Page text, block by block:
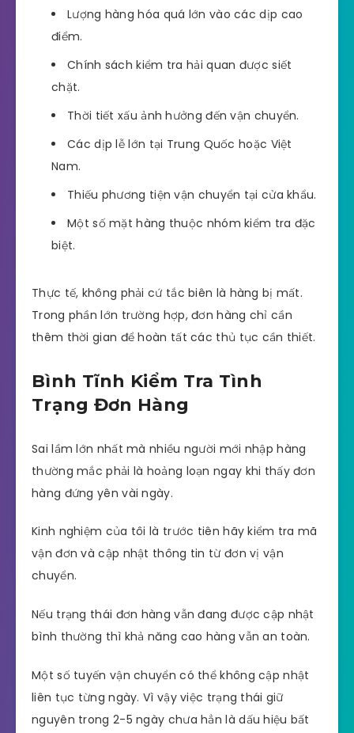
Lượng hàng hóa quá lớn vào các dịp cao
điểm.
Chính sách kiểm tra hải quan được siết
chặt.
Thời tiết xấu ảnh hưởng đến vận chuyển.
Các dịp lễ lớn tại Trung Quốc hoặc Việt
Nam.
Thiếu phương tiện vận chuyển tại cửa khẩu.
Một số mặt hàng thuộc nhóm kiểm tra đặc
biệt.
Thực tế, không phải cứ tắc biên là hàng bị mất.
Trong phần lớn trường hợp, đơn hàng chỉ cần
thêm thời gian để hoàn tất các thủ tục cần thiết.
Bình Tĩnh Kiểm Tra Tình
Trạng Đơn Hàng
Sai lầm lớn nhất mà nhiều người mới nhập hàng
thường mắc phải là hoảng loạn ngay khi thấy đơn
hàng đứng yên vài ngày.
Kinh nghiệm của tôi là trước tiên hãy kiểm tra mã
vận đơn và cập nhật thông tin từ đơn vị vận
chuyển.
Nếu trạng thái đơn hàng vẫn đang được cập nhật
bình thường thì khả năng cao hàng vẫn an toàn.
Một số tuyến vận chuyển có thể không cập nhật
liên tục từng ngày. Vì vậy việc trạng thái giữ
nguyên trong 2-5 ngày chưa hẳn là dấu hiệu bất